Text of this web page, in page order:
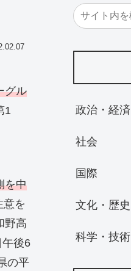
グル
1
を中
意を
野高
後6
の平
政治・経済
社会
国際
文化・歴史
科学・技術